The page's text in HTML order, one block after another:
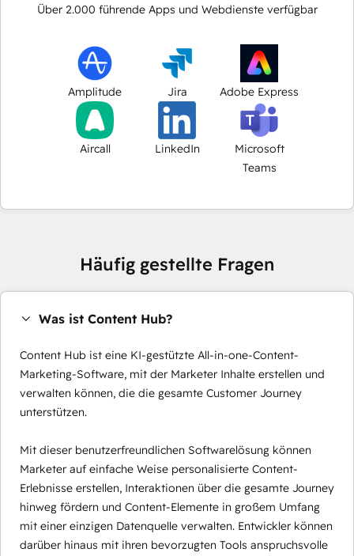
Über 2.000 führende Apps und Webdienste verfügbar
Amplitude Jira Adobe Express
Aircall LinkedIn
Microsoft
Teams
Häufig gestellte Fragen
Was ist Content Hub?
Content Hub ist eine KI-gestützte All-in-one-Content-
Marketing-Software, mit der Marketer Inhalte erstellen und
verwalten können, die die gesamte Customer Journey
unterstützen.
Mit dieser benutzerfreundlichen Softwarelösung können
Marketer auf einfache Weise personalisierte Content-
Erlebnisse erstellen, Interaktionen über die gesamte Journey
hinweg fördern und Content-Elemente in großem Umfang
mit einer einzigen Datenquelle verwalten. Entwickler können
darüber hinaus mit ihren bevorzugten Tools anspruchsvolle